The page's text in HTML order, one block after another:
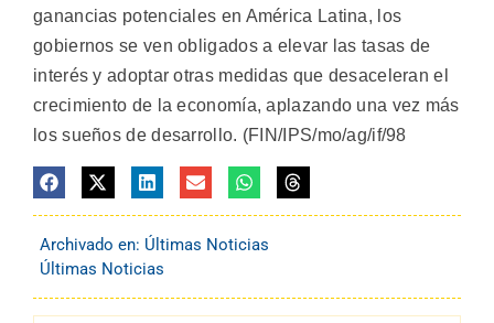
ganancias potenciales en América Latina, los
gobiernos se ven obligados a elevar las tasas de
interés y adoptar otras medidas que desaceleran el
crecimiento de la economía, aplazando una vez más
los sueños de desarrollo. (FIN/IPS/mo/ag/if/98
Archivado en: Últimas Noticias
Últimas Noticias